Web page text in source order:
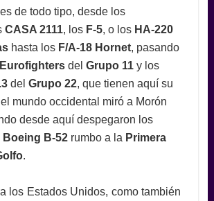
de todo tipo, desde los
CASA 2111, los F-5, o los HA-220
hasta los F/A-18 Hornet, pasando
del Grupo 11y los
del Grupo 22, que tienen aquí su
mundo occidental miró a Morón
desde aquí despegaron los
Boeing B-52rumbo a la Primera
.
los Estados Unidos, como también